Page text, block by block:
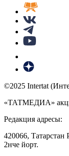
©2025 Intertat
«ТАТМЕДИА»
Редакция адресы:
420066, Татарстан
2нче йорт.